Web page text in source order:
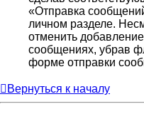
«Отправка
личном разделе.
отменить
сообщениях, убрав
форме отправки
Вернуться к началу